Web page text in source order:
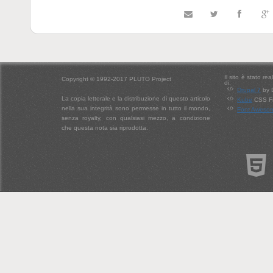
Copyright © 1992-2017 PLUTO Project
La copia letterale e la distribuzione di questo articolo
nella sua integrità sono permesse in tutto il mondo,
senza royalty, con qualsiasi mezzo, a condizione
che questa nota sia riprodotta.
Il sito è stato
di:
Drupal 7 by
Kube CSS
Font